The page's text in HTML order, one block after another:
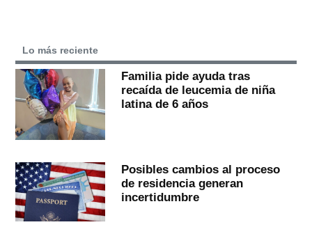
Lo más reciente
Familia pide ayuda tras
recaída de leucemia de niña
latina de 6 años
Posibles cambios al proceso
de residencia generan
incertidumbre